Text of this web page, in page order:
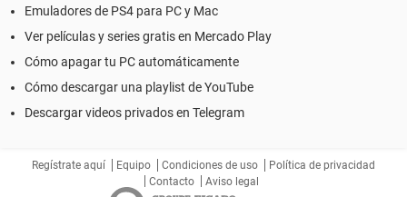
Emuladores de PS4 para PC y Mac
Ver películas y series gratis en Mercado Play
Cómo apagar tu PC automáticamente
Cómo descargar una playlist de YouTube
Descargar videos privados en Telegram
Regístrate aquí Equipo Condiciones de uso
Política de privacidad
Contacto
Aviso legal